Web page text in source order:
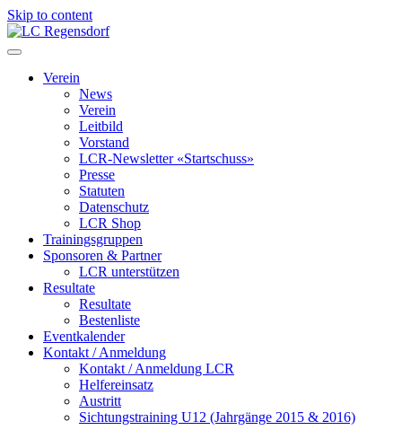
Skip to content
LC Regensdorf
Verein
News
Verein
Leitbild
Vorstand
LCR-Newsletter «Startschuss»
Presse
Statuten
Datenschutz
LCR Shop
Trainingsgruppen
Sponsoren & Partner
LCR unterstützen
Resultate
Resultate
Bestenliste
Eventkalender
Kontakt / Anmeldung
Kontakt / Anmeldung LCR
Helfereinsatz
Austritt
Sichtungstraining U12 (Jahrgänge 2015 & 2016)